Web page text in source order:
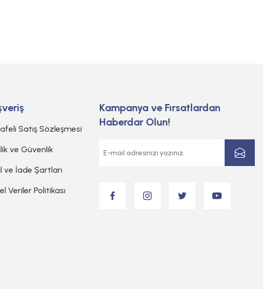
Satış Sözleşmesi
ve Güvenlik
ve İade Şartları
Veriler Politikası
Kampanya ve Fırsatlardan
Haberdar Olun!